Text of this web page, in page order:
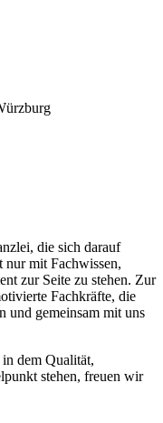
die sich darauf
nur mit Fachwissen,
zur Seite zu stehen. Zur
Fachkräfte, die
und gemeinsam mit uns
dem Qualität,
stehen, freuen wir